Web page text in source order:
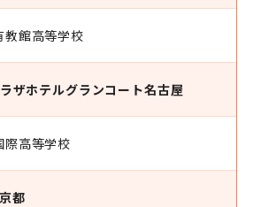
教館高等学校
ザホテルグランコート名古屋
際高等学校
都